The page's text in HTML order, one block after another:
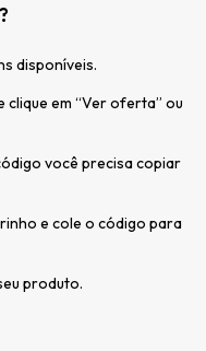
disponíveis.
clique em “Ver oferta” ou
você precisa copiar
e cole o código para
produto.